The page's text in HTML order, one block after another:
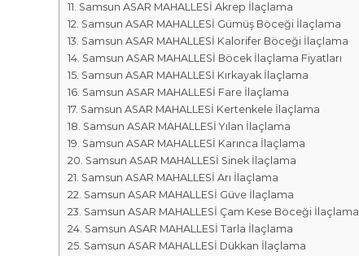
Samsun ASAR MAHALLESİ Akrep İlaçlama
Samsun ASAR MAHALLESİ Gümüş Böceği İlaçlama
Samsun ASAR MAHALLESİ Kalorifer Böceği İlaçlama
Samsun ASAR MAHALLESİ Böcek İlaçlama Fiyatları
Samsun ASAR MAHALLESİ Kırkayak İlaçlama
Samsun ASAR MAHALLESİ Fare İlaçlama
Samsun ASAR MAHALLESİ Kertenkele İlaçlama
Samsun ASAR MAHALLESİ Yılan İlaçlama
Samsun ASAR MAHALLESİ Karınca İlaçlama
Samsun ASAR MAHALLESİ Sinek İlaçlama
Samsun ASAR MAHALLESİ Arı İlaçlama
Samsun ASAR MAHALLESİ Güve İlaçlama
Samsun ASAR MAHALLESİ Çam Kese Böceği İlaçlama
Samsun ASAR MAHALLESİ Tarla İlaçlama
Samsun ASAR MAHALLESİ Dükkan İlaçlama